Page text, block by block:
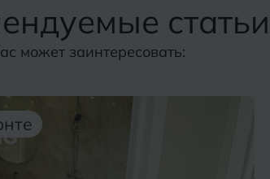
статьи
может заинтересовать: